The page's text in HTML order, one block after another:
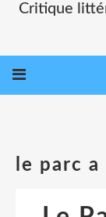
Critique
le parc